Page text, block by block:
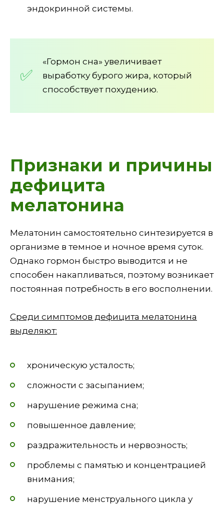
эндокринной системы.
«Гормон сна» увеличивает
выработку бурого жира, который
способствует похудению.
Признаки и причины
дефицита
мелатонина
Мелатонин самостоятельно синтезируется в
организме в темное и ночное время суток.
Однако гормон быстро выводится и не
способен накапливаться, поэтому возникает
постоянная потребность в его восполнении.
Среди симптомов дефицита мелатонина
выделяют:
хроническую усталость;
сложности с засыпанием;
нарушение режима сна;
повышенное давление;
раздражительность и нервозность;
проблемы с памятью и концентрацией
внимания;
нарушение менструального цикла у